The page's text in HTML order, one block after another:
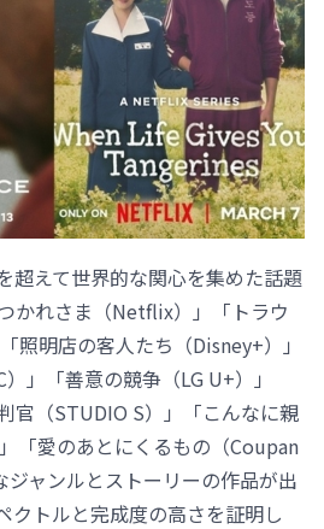
超えて世界的な関心を集めた話題
かれさま（Netflix）」「トラウ
照明店の客人たち（Disney+）」
」「善意の競争（LG U+）」
官（STUDIO S）」「こんなに親
「愛のあとにくるもの（Coupan
ャンルとストーリーの作品が出
クトルと完成度の高さを証明し